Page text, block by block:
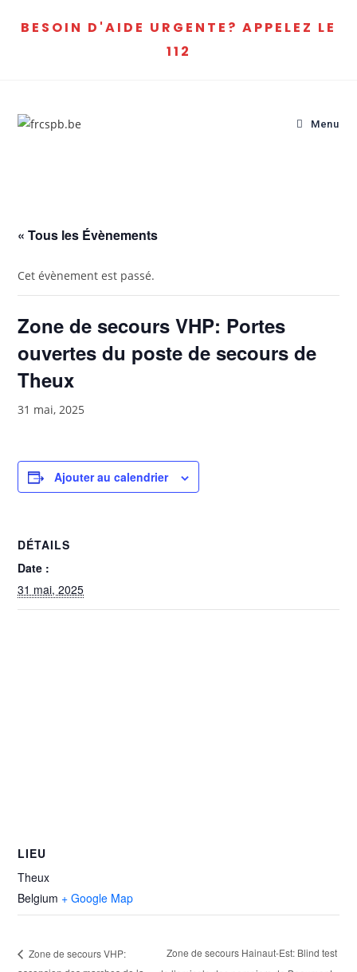
BESOIN D'AIDE URGENTE? APPELEZ LE
112
Menu
« Tous les Évènements
Cet évènement est passé.
Zone de secours VHP: Portes
ouvertes du poste de secours de
Theux
31 mai, 2025
Ajouter au calendrier
DÉTAILS
Date :
31 mai, 2025
LIEU
Theux
Belgium + Google Map
Zone de secours VHP:
Zone de secours Hainaut-Est: Blind test